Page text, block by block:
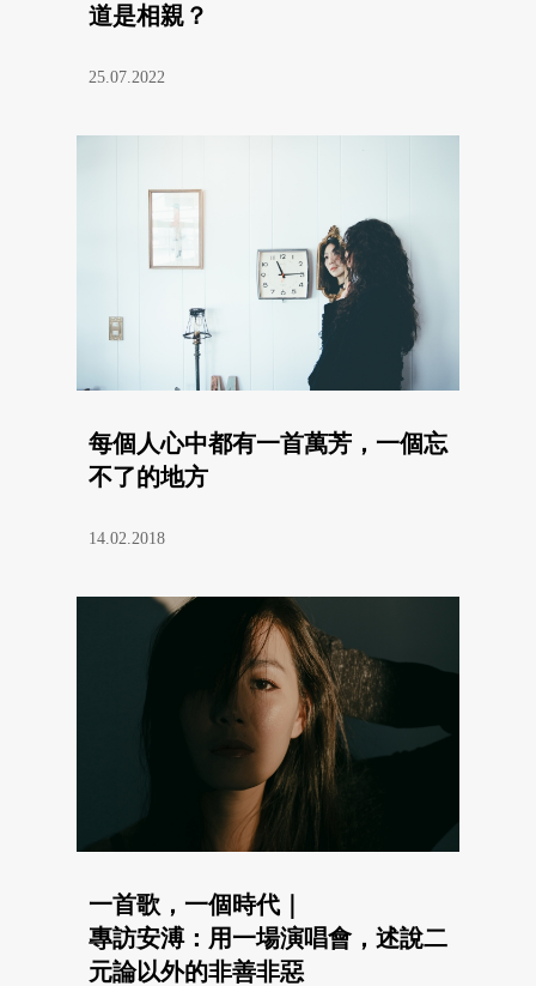
道是相親？
25.07.2022
每個人心中都有一首萬芳，一個忘
不了的地方
14.02.2018
一首歌，一個時代｜
專訪安溥：用一場演唱會，述說二
元論以外的非善非惡